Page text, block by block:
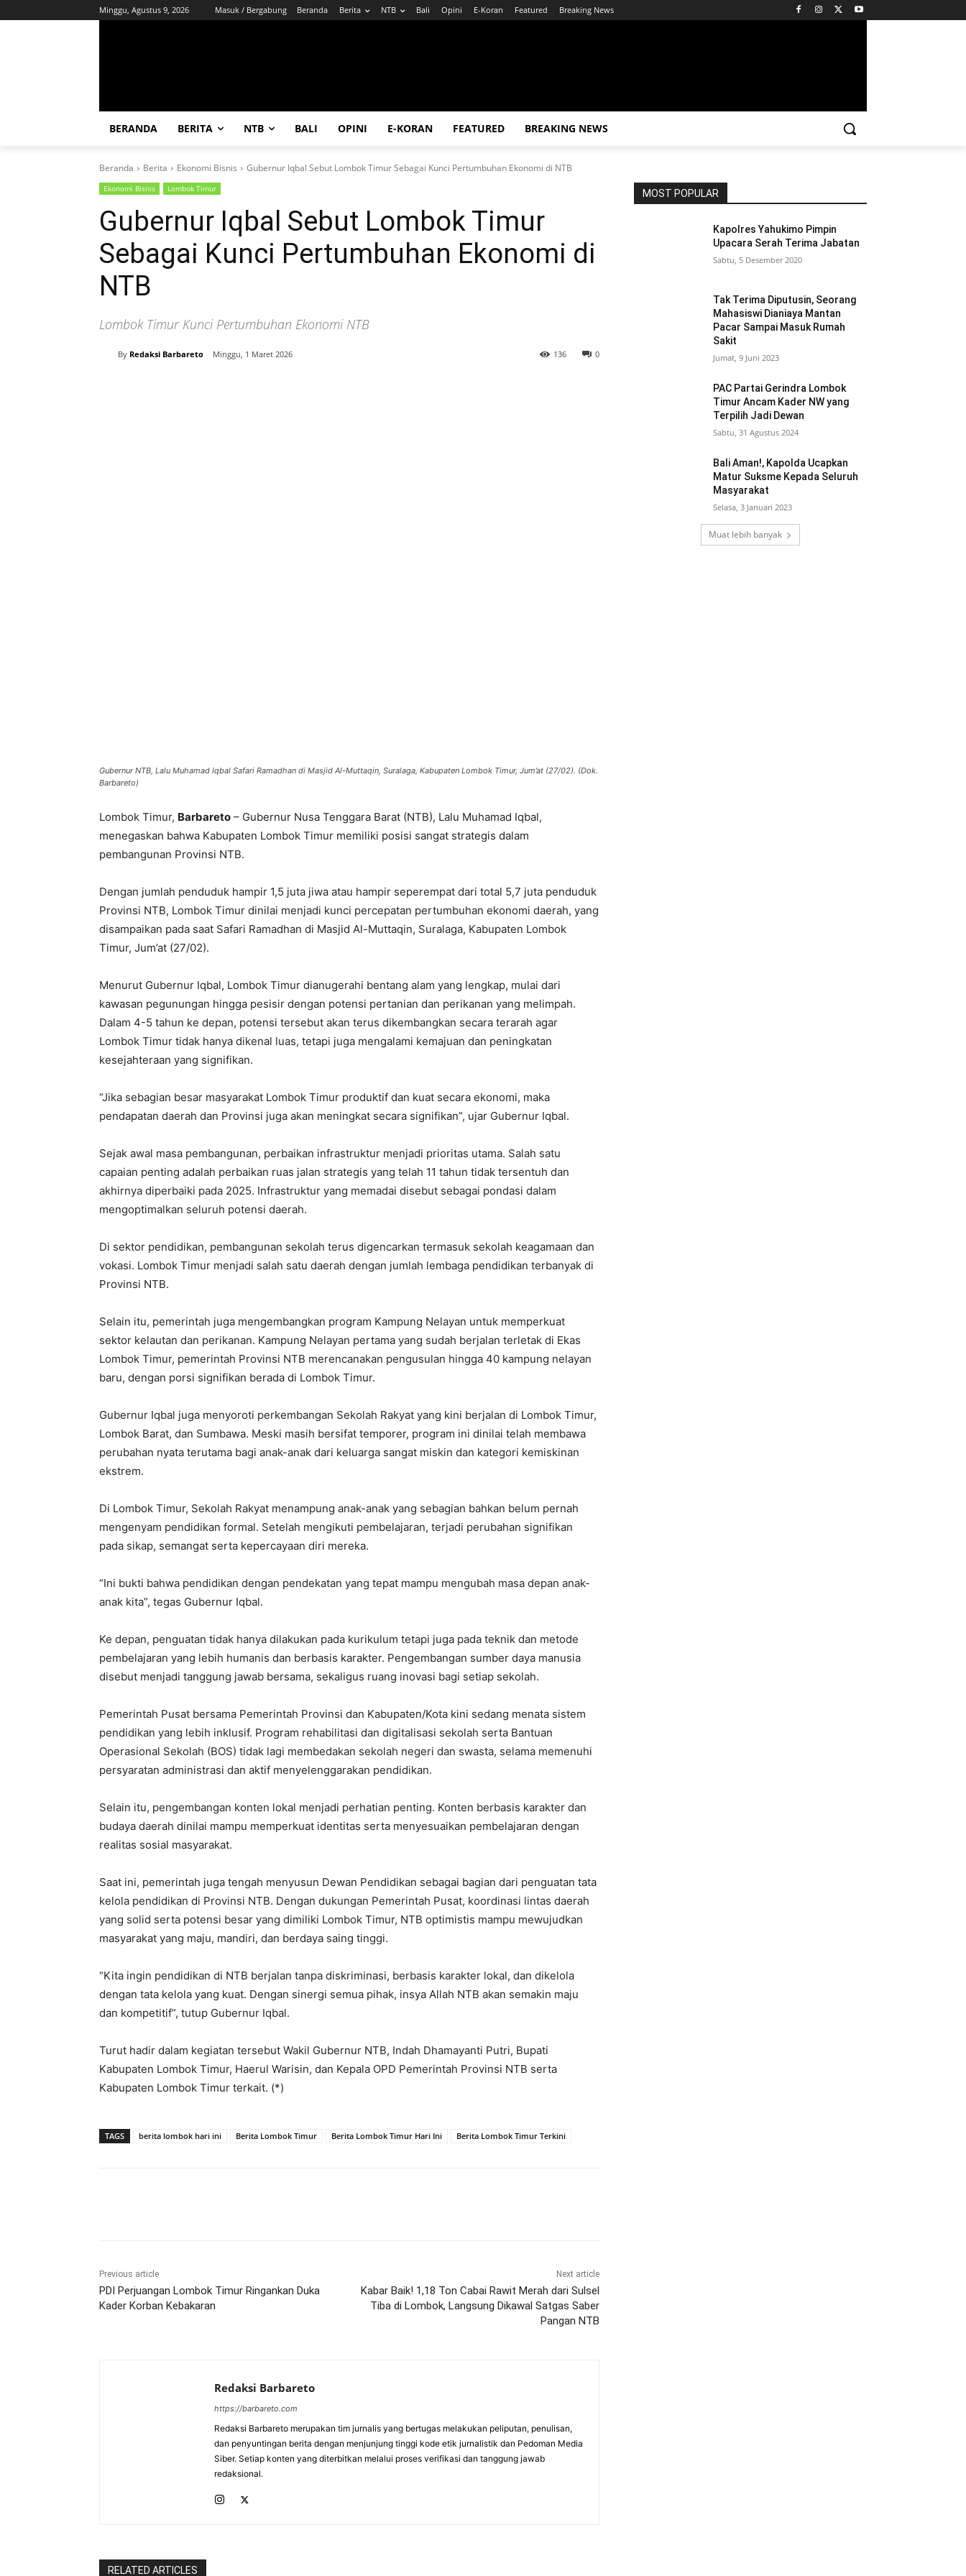
Minggu, Agustus 9, 2026 Masuk / Bergabung Beranda Berita NTB Bali Opini E-Koran Featured Breaking News
BERANDA BERITA NTB BALI OPINI E-KORAN FEATURED BREAKING NEWS
Beranda Berita Ekonomi Bisnis Gubernur Iqbal Sebut Lombok Timur Sebagai Kunci Pertumbuhan Ekonomi di NTB
Ekonomi Bisnis Lombok Timur
Gubernur Iqbal Sebut Lombok Timur
Sebagai Kunci Pertumbuhan Ekonomi di
NTB
Lombok Timur Kunci Pertumbuhan Ekonomi NTB
By Redaksi Barbareto Minggu, 1 Maret 2026 0
136
Gubernur NTB, Lalu Muhamad Iqbal Safari Ramadhan di Masjid Al-Muttaqin, Suralaga, Kabupaten Lombok Timur, Jum’at (27/02). (Dok.
Barbareto)
Lombok Timur, Barbareto – Gubernur Nusa Tenggara Barat (NTB), Lalu Muhamad Iqbal,
menegaskan bahwa Kabupaten Lombok Timur memiliki posisi sangat strategis dalam
pembangunan Provinsi NTB.
Dengan jumlah penduduk hampir 1,5 juta jiwa atau hampir seperempat dari total 5,7 juta penduduk
Provinsi NTB, Lombok Timur dinilai menjadi kunci percepatan pertumbuhan ekonomi daerah, yang
disampaikan pada saat Safari Ramadhan di Masjid Al-Muttaqin, Suralaga, Kabupaten Lombok
Timur, Jum’at (27/02).
Menurut Gubernur Iqbal, Lombok Timur dianugerahi bentang alam yang lengkap, mulai dari
kawasan pegunungan hingga pesisir dengan potensi pertanian dan perikanan yang melimpah.
Dalam 4-5 tahun ke depan, potensi tersebut akan terus dikembangkan secara terarah agar
Lombok Timur tidak hanya dikenal luas, tetapi juga mengalami kemajuan dan peningkatan
kesejahteraan yang signifikan.
“Jika sebagian besar masyarakat Lombok Timur produktif dan kuat secara ekonomi, maka
pendapatan daerah dan Provinsi juga akan meningkat secara signifikan”, ujar Gubernur Iqbal.
Sejak awal masa pembangunan, perbaikan infrastruktur menjadi prioritas utama. Salah satu
capaian penting adalah perbaikan ruas jalan strategis yang telah 11 tahun tidak tersentuh dan
akhirnya diperbaiki pada 2025. Infrastruktur yang memadai disebut sebagai pondasi dalam
mengoptimalkan seluruh potensi daerah.
Di sektor pendidikan, pembangunan sekolah terus digencarkan termasuk sekolah keagamaan dan
vokasi. Lombok Timur menjadi salah satu daerah dengan jumlah lembaga pendidikan terbanyak di
Provinsi NTB.
Selain itu, pemerintah juga mengembangkan program Kampung Nelayan untuk memperkuat
sektor kelautan dan perikanan. Kampung Nelayan pertama yang sudah berjalan terletak di Ekas
Lombok Timur, pemerintah Provinsi NTB merencanakan pengusulan hingga 40 kampung nelayan
baru, dengan porsi signifikan berada di Lombok Timur.
Gubernur Iqbal juga menyoroti perkembangan Sekolah Rakyat yang kini berjalan di Lombok Timur,
Lombok Barat, dan Sumbawa. Meski masih bersifat temporer, program ini dinilai telah membawa
perubahan nyata terutama bagi anak-anak dari keluarga sangat miskin dan kategori kemiskinan
ekstrem.
Di Lombok Timur, Sekolah Rakyat menampung anak-anak yang sebagian bahkan belum pernah
mengenyam pendidikan formal. Setelah mengikuti pembelajaran, terjadi perubahan signifikan
pada sikap, semangat serta kepercayaan diri mereka.
“Ini bukti bahwa pendidikan dengan pendekatan yang tepat mampu mengubah masa depan anak-
anak kita”, tegas Gubernur Iqbal.
Ke depan, penguatan tidak hanya dilakukan pada kurikulum tetapi juga pada teknik dan metode
pembelajaran yang lebih humanis dan berbasis karakter. Pengembangan sumber daya manusia
disebut menjadi tanggung jawab bersama, sekaligus ruang inovasi bagi setiap sekolah.
Pemerintah Pusat bersama Pemerintah Provinsi dan Kabupaten/Kota kini sedang menata sistem
pendidikan yang lebih inklusif. Program rehabilitasi dan digitalisasi sekolah serta Bantuan
Operasional Sekolah (BOS) tidak lagi membedakan sekolah negeri dan swasta, selama memenuhi
persyaratan administrasi dan aktif menyelenggarakan pendidikan.
Selain itu, pengembangan konten lokal menjadi perhatian penting. Konten berbasis karakter dan
budaya daerah dinilai mampu memperkuat identitas serta menyesuaikan pembelajaran dengan
realitas sosial masyarakat.
Saat ini, pemerintah juga tengah menyusun Dewan Pendidikan sebagai bagian dari penguatan tata
kelola pendidikan di Provinsi NTB. Dengan dukungan Pemerintah Pusat, koordinasi lintas daerah
yang solid serta potensi besar yang dimiliki Lombok Timur, NTB optimistis mampu mewujudkan
masyarakat yang maju, mandiri, dan berdaya saing tinggi.
“Kita ingin pendidikan di NTB berjalan tanpa diskriminasi, berbasis karakter lokal, dan dikelola
dengan tata kelola yang kuat. Dengan sinergi semua pihak, insya Allah NTB akan semakin maju
dan kompetitif”, tutup Gubernur Iqbal.
Turut hadir dalam kegiatan tersebut Wakil Gubernur NTB, Indah Dhamayanti Putri, Bupati
Kabupaten Lombok Timur, Haerul Warisin, dan Kepala OPD Pemerintah Provinsi NTB serta
Kabupaten Lombok Timur terkait. (*)
TAGS berita lombok hari ini Berita Lombok Timur Berita Lombok Timur Hari Ini Berita Lombok Timur Terkini
Previous article
PDI Perjuangan Lombok Timur Ringankan Duka
Kader Korban Kebakaran
Next article
Kabar Baik! 1,18 Ton Cabai Rawit Merah dari Sulsel
Tiba di Lombok, Langsung Dikawal Satgas Saber
Pangan NTB
Redaksi Barbareto
https://barbareto.com
Redaksi Barbareto merupakan tim jurnalis yang bertugas melakukan peliputan, penulisan,
dan penyuntingan berita dengan menjunjung tinggi kode etik jurnalistik dan Pedoman Media
Siber. Setiap konten yang diterbitkan melalui proses verifikasi dan tanggung jawab
redaksional.
RELATED ARTICLES
MOST POPULAR
Kapolres Yahukimo Pimpin
Upacara Serah Terima Jabatan
Sabtu, 5 Desember 2020
Tak Terima Diputusin, Seorang
Mahasiswi Dianiaya Mantan
Pacar Sampai Masuk Rumah
Sakit
Jumat, 9 Juni 2023
PAC Partai Gerindra Lombok
Timur Ancam Kader NW yang
Terpilih Jadi Dewan
Sabtu, 31 Agustus 2024
Bali Aman!, Kapolda Ucapkan
Matur Suksme Kepada Seluruh
Masyarakat
Selasa, 3 Januari 2023
Muat lebih banyak